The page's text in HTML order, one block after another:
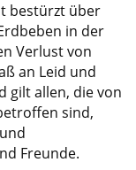
bestürzt über
in der
Verlust von
an Leid und
gilt allen, die von
sind,
Freunde.